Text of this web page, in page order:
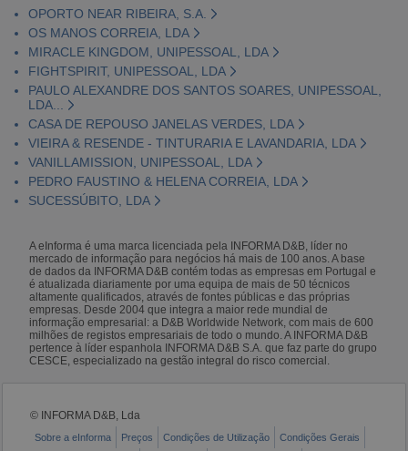
OPORTO NEAR RIBEIRA, S.A.
OS MANOS CORREIA, LDA
MIRACLE KINGDOM, UNIPESSOAL, LDA
FIGHTSPIRIT, UNIPESSOAL, LDA
PAULO ALEXANDRE DOS SANTOS SOARES, UNIPESSOAL,
LDA...
CASA DE REPOUSO JANELAS VERDES, LDA
VIEIRA & RESENDE - TINTURARIA E LAVANDARIA, LDA
VANILLAMISSION, UNIPESSOAL, LDA
PEDRO FAUSTINO & HELENA CORREIA, LDA
SUCESSÚBITO, LDA
A eInforma é uma marca licenciada pela INFORMA D&B, líder no
mercado de informação para negócios há mais de 100 anos. A base
de dados da INFORMA D&B contém todas as empresas em Portugal e
é atualizada diariamente por uma equipa de mais de 50 técnicos
altamente qualificados, através de fontes públicas e das próprias
empresas. Desde 2004 que integra a maior rede mundial de
informação empresarial: a D&B Worldwide Network, com mais de 600
milhões de registos empresariais de todo o mundo. A INFORMA D&B
pertence à líder espanhola INFORMA D&B S.A. que faz parte do grupo
CESCE, especializado na gestão integral do risco comercial.
© INFORMA D&B, Lda
Sobre a eInforma Preços Condições de Utilização Condições Gerais